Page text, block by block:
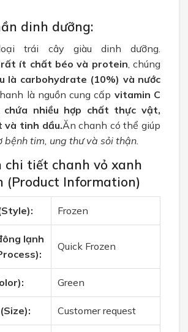
dinh dưỡng:
oại trái cây giàu dinh dưỡng.
rất ít chất béo và protein, chúng
là carbohydrate (10%) và nước
là nguồn cung cấp vitamin C
nhiều hợp chất thực vật,
và tinh dầu.Ăn chanh có thể giúp
bệnh tim, ung thư và sỏi thận.
chi tiết chanh vỏ xanh
(Product Information)
Frozen
lạnh
Quick Frozen
Green
Customer request